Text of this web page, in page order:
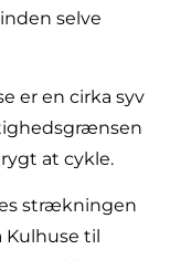
selve
er en cirka syv
at cykle.
strækningen
Kulhuse til